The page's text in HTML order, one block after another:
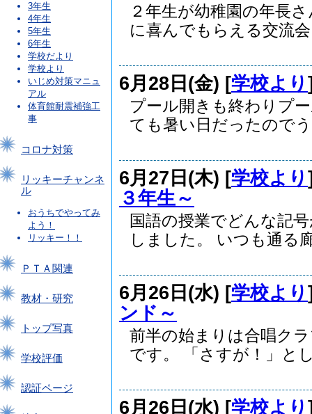
3年生
4年生
5年生
6年生
学校だより
学校より
いじめ対策マニュ
アル
体育館耐震補強工
事
コロナ対策
リッキーチャンネ
ル
おうちでやってみ
よう！
リッキー！！
ＰＴＡ関連
教材・研究
トップ写真
学校評価
認証ページ
２年生が幼稚園の年長
に喜んでもらえる交流
6月28日(金) [学校より
プール開きも終わりプ
ても暑い日だったので
6月27日(木) [学校より
３年生～
国語の授業でどんな記
しました。 いつも通る
6月26日(水) [学校より
ンド～
前半の始まりは合唱ク
です。 「さすが！」と
6月26日(水) [学校より